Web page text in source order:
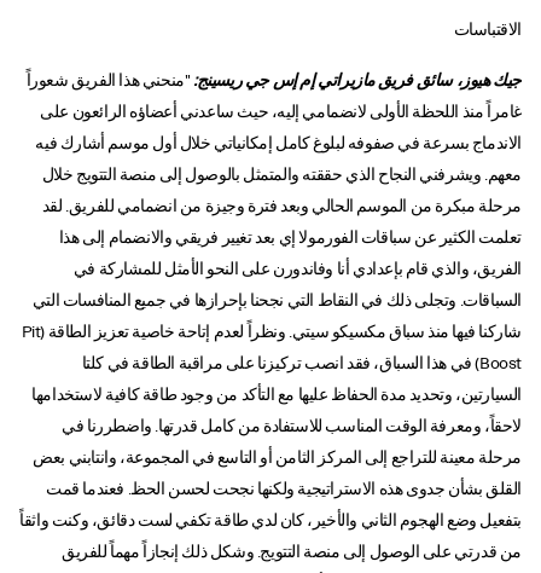
الاقتباسات
جيك هيوز، سائق فريق مازيراتي إم إس جي ريسينج: "منحني هذا الفريق شعوراً
غامراً منذ اللحظة الأولى لانضمامي إليه، حيث ساعدني أعضاؤه الرائعون على
الاندماج بسرعة في صفوفه لبلوغ كامل إمكانياتي خلال أول موسم أشارك فيه
معهم. ويشرفني النجاح الذي حققته والمتمثل بالوصول إلى منصة التتويج خلال
مرحلة مبكرة من الموسم الحالي وبعد فترة وجيزة من انضمامي للفريق. لقد
تعلمت الكثير عن سباقات الفورمولا إي بعد تغيير فريقي والانضمام إلى هذا
الفريق، والذي قام بإعدادي أنا وفاندورن على النحو الأمثل للمشاركة في
السباقات. وتجلى ذلك في النقاط التي نجحنا بإحرازها في جميع المنافسات التي
شاركنا فيها منذ سباق مكسيكو سيتي. ونظراً لعدم إتاحة خاصية تعزيز الطاقة (Pit
Boost) في هذا السباق، فقد انصب تركيزنا على مراقبة الطاقة في كلتا
السيارتين، وتحديد مدة الحفاظ عليها مع التأكد من وجود طاقة كافية لاستخدامها
لاحقاً، ومعرفة الوقت المناسب للاستفادة من كامل قدرتها. واضطررنا في
مرحلة معينة للتراجع إلى المركز الثامن أو التاسع في المجموعة، وانتابني بعض
القلق بشأن جدوى هذه الاستراتيجية ولكنها نجحت لحسن الحظ. فعندما قمت
بتفعيل وضع الهجوم الثاني والأخير، كان لدي طاقة تكفي لست دقائق، وكنت واثقاً
من قدرتي على الوصول إلى منصة التتويج. وشكل ذلك إنجازاً مهماً للفريق